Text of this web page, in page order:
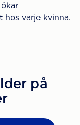
varje kvinna.
på